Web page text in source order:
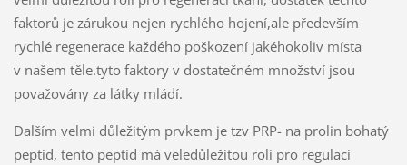
faktorů je zárukou nejen rychlého hojení,ale především
rychlé regenerace každého poškození jakéhokoliv místa
v našem těle.tyto faktory v dostatečném množství jsou
považovány za látky mládí.
Dalším velmi důležitým prvkem je tzv PRP- na prolin bohatý
peptid, tento peptid má veledůležitou roli pro regulaci